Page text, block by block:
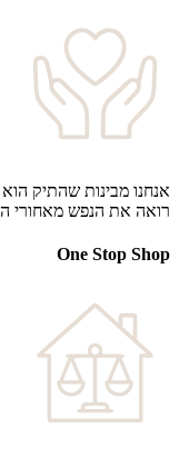
אנחנו מבינות שהתיק
רואה את הנפש מאחורי
One Stop Shop